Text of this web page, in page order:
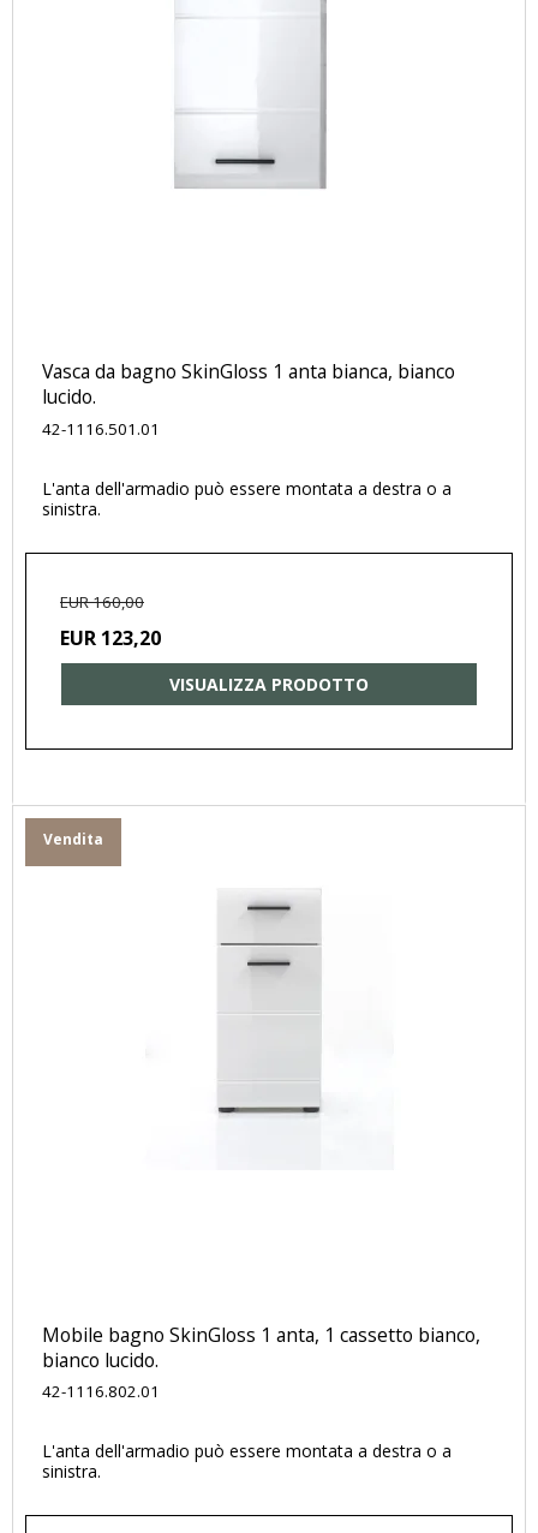
Vasca da bagno SkinGloss 1 anta bianca, bianco
lucido.
42-1116.501.01
L'anta dell'armadio può essere montata a destra o a
sinistra.
EUR 160,00
EUR 123,20
VISUALIZZA PRODOTTO
Vendita
Mobile bagno SkinGloss 1 anta, 1 cassetto bianco,
bianco lucido.
42-1116.802.01
L'anta dell'armadio può essere montata a destra o a
sinistra.